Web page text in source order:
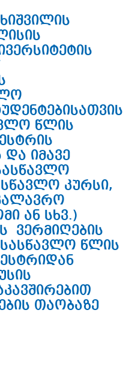
წლის
იმავე
კურსი,
ან სხვ.)
ვერმიღების
სასწავლო წლის
თაობაზე